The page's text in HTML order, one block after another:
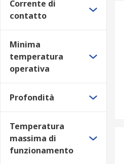
Corrente di
contatto
Minima
temperatura
operativa
Profondità
Temperatura
massima di
funzionamento